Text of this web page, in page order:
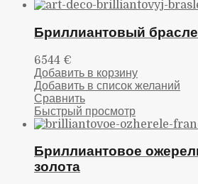
Бриллиантовый
6544 €
Добавить в корзину
Добавить в список желаний
Сравнить
Быстрый просмотр
Бриллиантовое
золота